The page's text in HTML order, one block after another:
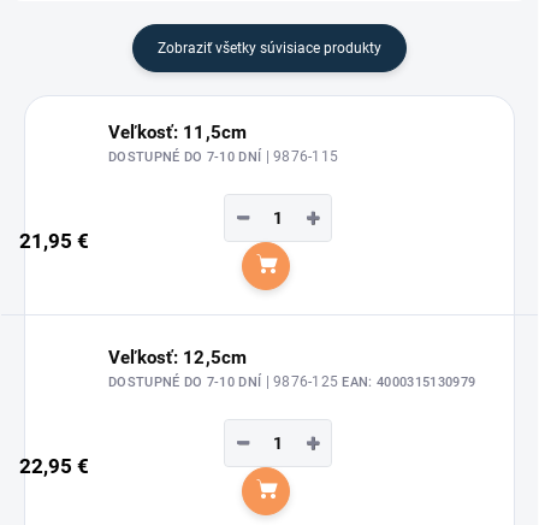
Zobraziť všetky súvisiace produkty
Veľkosť: 11,5cm
DOSTUPNÉ DO 7-10 DNÍ | 9876-115
21,95 €
+
−
Do košíka
Veľkosť: 12,5cm
DOSTUPNÉ DO 7-10 DNÍ | 9876-125EAN: 4000315130979
22,95 €
+
−
Do košíka